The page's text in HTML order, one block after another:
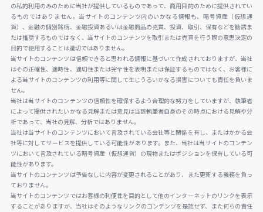
の私的利用のみのために当社が提供しているものであって、商用目的のために提供されてい
るものではありません。当サイトのコンテンツ内のいかなる情報も、暗号資産（仮想通
貨）、金融の個別銘柄、金融投資あるいは金融商品の売買、投資、取引、保有などを勧誘ま
たは推奨するものではなく、当サイトのコンテンツを取引または売買を行う際の意思決定の
目的で使用することは適切ではありません。
当サイトのコンテンツは信頼できると思われる情報に基づいて作成されておりますが、当社
はその正確性、適時性、適切性または完全性を表明または保証するものではなく、お客様に
よる当サイトのコンテンツの利用等に関して生じうるいかなる損害についても責任を負いま
せん。
当社は当サイトのコンテンツの信頼性を確保するよう合理的な努力をしていますが、執筆者
によって提供されたいかなる見解または意見は当該執筆者自身のその時点における見解や分
析であって、当社の見解、分析ではありません。
当社は当サイトのコンテンツにおいて言及されている会社等と関係を有し、またはかかる会
社等に対してサービスを提供している可能性があります。また、当社は当サイトのコンテン
ツにおいて言及されている暗号資産（仮想通貨）の現物またはポジションを保有している可
能性があります。
当サイトのコンテンツは予告なしに内容が変更されることがあり、また更新する義務を負っ
ておりません。
当サイトのコンテンツではお客様の利便性を目的として他のインターネットのリンクを表示
することがありますが、当社はそのようなリンクのコンテンツを是認せず、また何らの責任